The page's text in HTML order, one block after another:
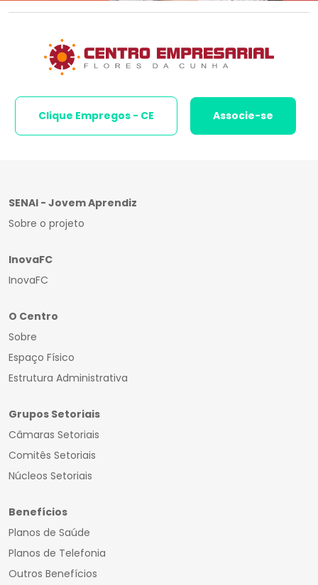
Clique Empregos - CE Associe-se
SENAI - Jovem Aprendiz
Sobre o projeto
InovaFC
InovaFC
O Centro
Sobre
Espaço Físico
Estrutura Administrativa
Grupos Setoriais
Câmaras Setoriais
Comitês Setoriais
Núcleos Setoriais
Benefícios
Planos de Saúde
Planos de Telefonia
Outros Benefícios